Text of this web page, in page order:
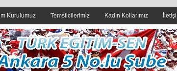
Kurulumuz Temsilcilerimiz Kadın Kollarımız
alanı